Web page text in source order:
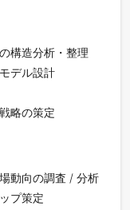
構造分析・整理
デル設計
略の策定
動向の調査 / 分析
プ策定